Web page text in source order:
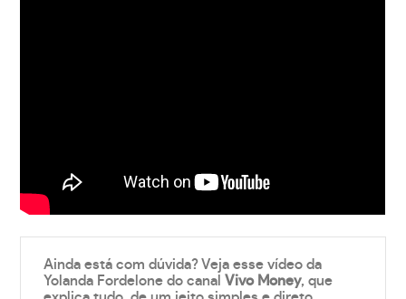
Ainda está com dúvida? Veja esse vídeo da
Yolanda Fordelone do canalVivo Money, que